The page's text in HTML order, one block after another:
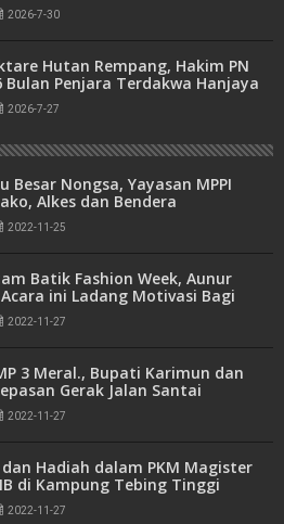
2026-7-30
Hutan Rempang, Hakim PN
Bulan Penjara Terdakwa Hanjaya
2026-7-27
Besar Nongsa, Yayasan MPPI
Alkes dan Bendera
2022-11-25
Batik Fashion Week, Aunur
ini Ladang Motivasi Bagi
2022-11-27
3 Meral., Bupati Karimun dan
Gerak Jalan Santai
2022-11-27
Hadiah dalam PKM Magister
di Kampung Tebing Tinggi
2022-11-27